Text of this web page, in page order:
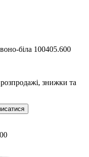
біла 100405.600
знижки та